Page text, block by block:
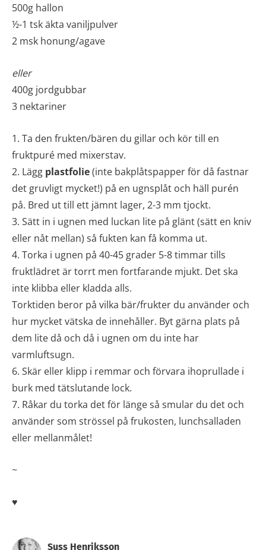
500g hallon
½-1 tsk äkta vaniljpulver
2 msk honung/agave
eller
400g jordgubbar
3 nektariner
1. Ta den frukten/bären du gillar och kör till en
fruktpuré med mixerstav.
2. Lägg plastfolie(inte bakplåtspapper för då fastnar
det gruvligt mycket!) på en ugnsplåt och häll purén
på. Bred ut till ett jämnt lager, 2-3 mm tjockt.
3. Sätt in i ugnen med luckan lite på glänt (sätt en kniv
eller nåt mellan) så fukten kan få komma ut.
4. Torka i ugnen på 40-45 grader 5-8 timmar tills
fruktlädret är torrt men fortfarande mjukt. Det ska
inte klibba eller kladda alls.
Torktiden beror på vilka bär/frukter du använder och
hur mycket vätska de innehåller. Byt gärna plats på
dem lite då och då i ugnen om du inte har
varmluftsugn.
6. Skär eller klipp i remmar och förvara ihoprullade i
burk med tätslutande lock.
7. Råkar du torka det för länge så smular du det och
använder som strössel på frukosten, lunchsalladen
eller mellanmålet!
~
♥
Suss Henriksson